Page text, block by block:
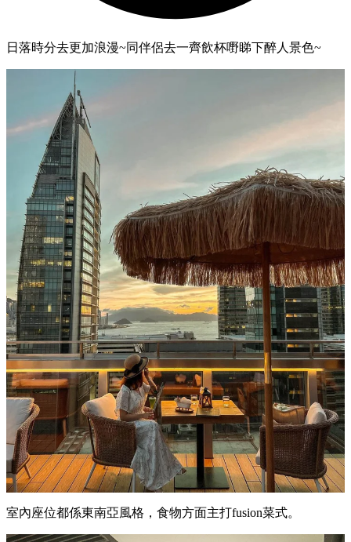
日落時分去更加浪漫~同伴侶去一齊飲杯嘢睇下醉人景色~
室內座位都係東南亞風格，食物方面主打fusion菜式。